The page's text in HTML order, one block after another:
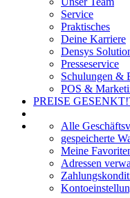
Service
Praktisches
Deine Karriere
Densys
Presseservice
Schulungen &
POS &
PREISE GESENKT!
Alle
gespeicherte
Meine
Adressen